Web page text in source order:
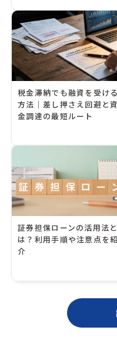
税金滞納でも融資を受ける
方法｜差し押さえ回避と資
金調達の最短ルート
証券担保ローンの活用法と
は？利用手順や注意点を紹
介